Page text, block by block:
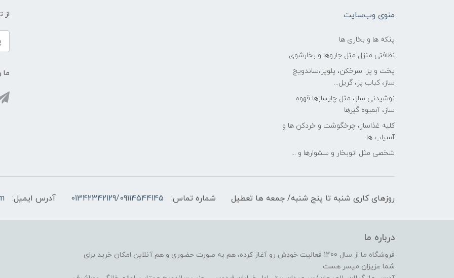
منوی وب‌سایت
پنکه ها و بخاری ها
نظافتی منزل مثل جاروها و بخارشوی
پخت و پز: سرخکن، پلوپز،ساندویچ
ساز، کباب پز، گریل...
نوشیدنی ساز، مثل چایسازها قهوه
ساز، آبمیوه گیرها
کلیه غذاساز، چرخگوشت و خردکن ها و
آسیاب ها
شخصی مثل اتوبخار و سشوارها و ...
از
ما
روزهای کاری شنبه تا پنج شنبه/ جمعه ها تعطیل شماره تماس: 01342342129/09114544145 آدرس ایمیل:
درباره ما
فروشگاه ما از سال 1400 فعالیت خودش رو آغاز کرده، هم به صورت حضوری و هم آنلاین امکان خرید برای
شما عزیزان میسر هست